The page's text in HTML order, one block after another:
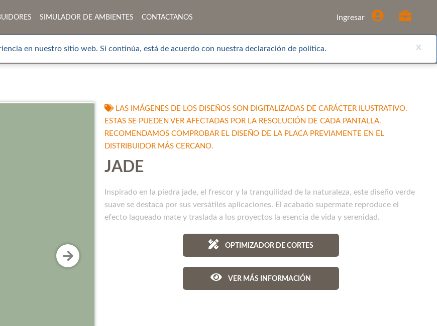
SIMULADOR DE AMBIENTES CONTACTANOS Ingresar
x
en nuestro sitio web. Si continúa, está de acuerdo con nuestra declaración de política.
LAS IMÁGENES DE LOS DISEÑOS SON DIGITALIZADAS DE CARÁCTER ILUSTRATIVO.
ESTAS SE PUEDEN VER AFECTADAS POR LA RESOLUCIÓN DE CADA PANTALLA.
RECOMENDAMOS COMPROBAR EL DISEÑO DE LA PLACA PREVIAMENTE EN EL
DISTRIBUIDOR MÁS CERCANO.
JADE
Inspirado en la piedra jade, el frescor y la tranquilidad de la naturaleza, este diseño verde
suave se destaca por sus versátiles aplicaciones. El acabado supermate reproduce el
efecto laqueado mate y traslada a los proyectos la esencia de vida y serenidad.
OPTIMIZADOR DE CORTES
VER MÁS INFORMACIÓN